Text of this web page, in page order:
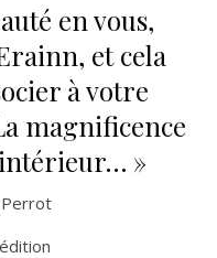
en vous,
et cela
à votre
magnificence
»
Perrot